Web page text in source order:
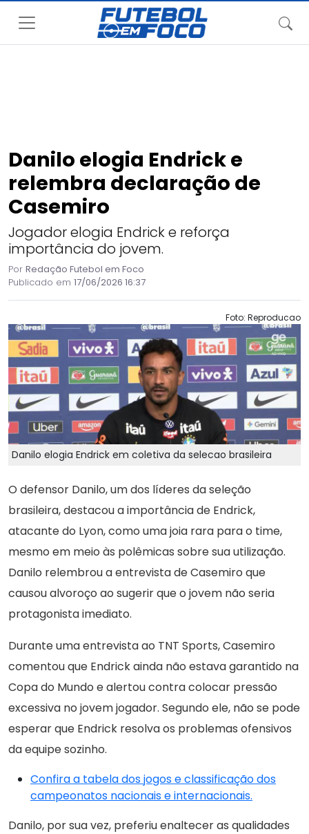
Danilo elogia Endrick e
relembra declaração de
Casemiro
Jogador elogia Endrick e reforça
importância do jovem.
Por Redação Futebol em Foco
Publicado em 17/06/2026 16:37
Foto: Reproducao
Danilo elogia Endrick em coletiva da selecao brasileira
O defensor Danilo, um dos líderes da seleção
brasileira, destacou a importância de Endrick,
atacante do Lyon, como uma joia rara para o time,
mesmo em meio às polêmicas sobre sua utilização.
Danilo relembrou a entrevista de Casemiro que
causou alvoroço ao sugerir que o jovem não seria
protagonista imediato.
Durante uma entrevista ao TNT Sports, Casemiro
comentou que Endrick ainda não estava garantido na
Copa do Mundo e alertou contra colocar pressão
excessiva no jovem jogador. Segundo ele, não se pode
esperar que Endrick resolva os problemas ofensivos
da equipe sozinho.
Confira a tabela dos jogos e classificação dos
campeonatos nacionais e internacionais.
Danilo, por sua vez, preferiu enaltecer as qualidades